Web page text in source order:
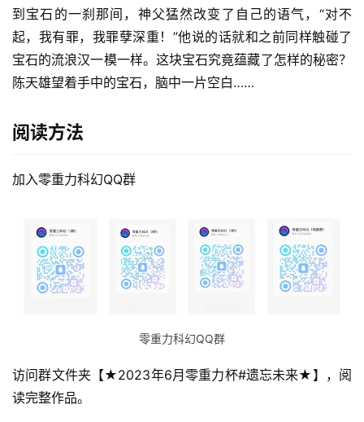
到宝石的一刹那间，神父猛然改变了自己的语气，“对不
起，我有罪，我罪孽深重！”他说的话就和之前同样触碰了
宝石的流浪汉一模一样。这块宝石究竟蕴藏了怎样的秘密？
陈天雄望着手中的宝石，脑中一片空白……
阅读方法
加入零重力科幻QQ群
零重力科幻QQ群
访问群文件夹【★2023年6月零重力杯#遗忘未来★】，阅
读完整作品。